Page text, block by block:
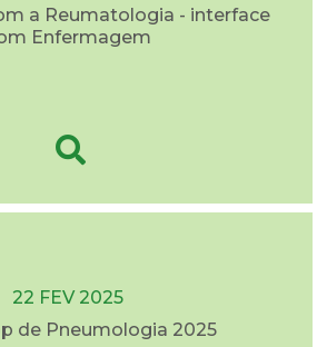
a Reumatologia - interface
Enfermagem
22 FEV 2025
de Pneumologia 2025